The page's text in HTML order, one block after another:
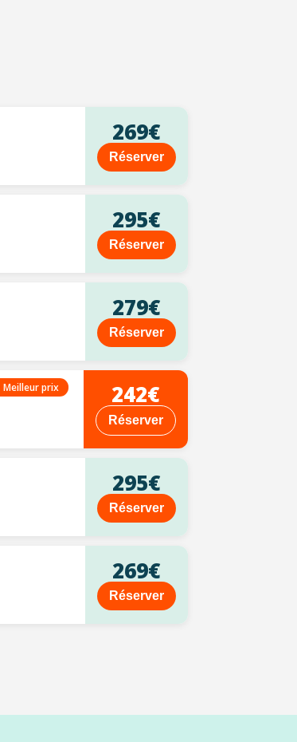
269€
Réserver
295€
Réserver
279€
Réserver
Meilleur prix 242€
Réserver
295€
Réserver
269€
Réserver